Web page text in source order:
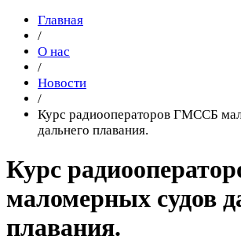
Главная
/
О нас
/
Новости
/
Курс радиооператоров ГМССБ
дальнего плавания.
Курс
маломерных судов
плавания.